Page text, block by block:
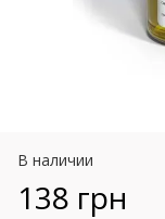
В наличии
138 грн